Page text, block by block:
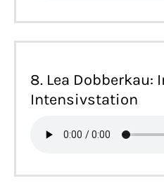
8. Lea
Intensivstation